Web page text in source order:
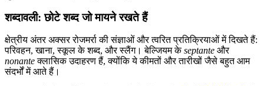
शब्दावली: छोटे शब्द जो मायने रखते हैं
क्षेत्रीय अंतर अक्सर रोजमर्रा की संज्ञाओं और त्वरित प्रतिक्रियाओं में दिखते हैं:
परिवहन, खाना, स्कूल के शब्द, और स्लैंग। बेल्जियम केseptante और
nonanteक्लासिक उदाहरण हैं, क्योंकि ये कीमतों और तारीखों जैसे बहुत आम
संदर्भों में आते हैं।